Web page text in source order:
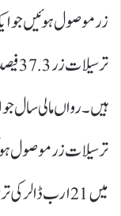
ترسیلات زر موصول
میں 21ارب